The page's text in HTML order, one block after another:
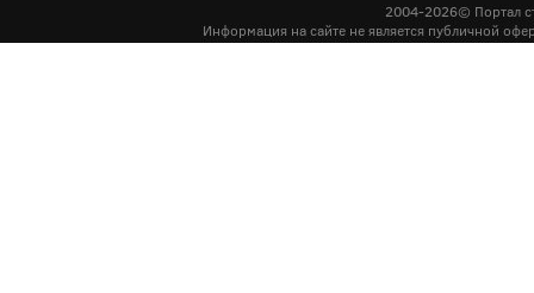
2004-2026© Портал
Информация на сайте не является публичной